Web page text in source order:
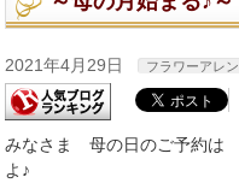
2021年4月29日 フラワーアレ
みなさま 母の日のご予約は
よ♪